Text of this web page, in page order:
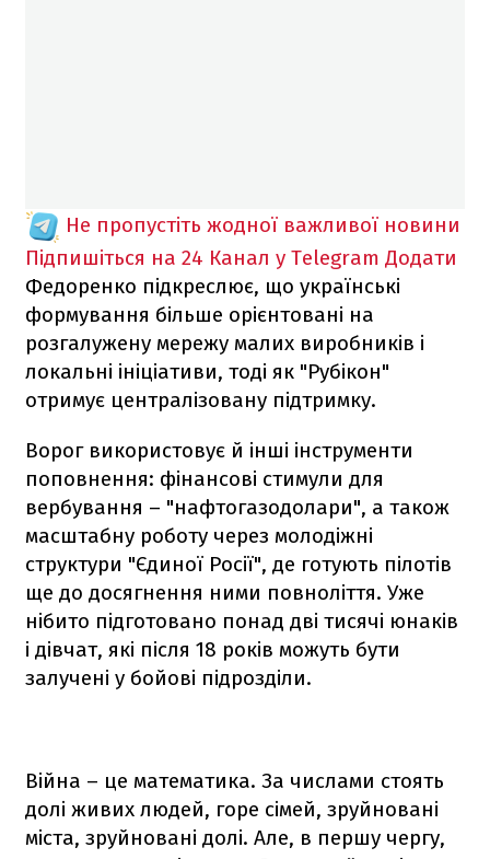
Не пропустіть жодної важливої новини
Підпишіться на 24 Канал у Telegram Додати
Федоренко підкреслює, що українські
формування більше орієнтовані на
розгалужену мережу малих виробників і
локальні ініціативи, тоді як "Рубікон"
отримує централізовану підтримку.
Ворог використовує й інші інструменти
поповнення: фінансові стимули для
вербування – "нафтогазодолари", а також
масштабну роботу через молодіжні
структури "Єдиної Росії", де готують пілотів
ще до досягнення ними повноліття. Уже
нібито підготовано понад дві тисячі юнаків
і дівчат, які після 18 років можуть бути
залучені у бойові підрозділи.
Війна – це математика. За числами стоять
долі живих людей, горе сімей, зруйновані
міста, зруйновані долі. Але, в першу чергу,